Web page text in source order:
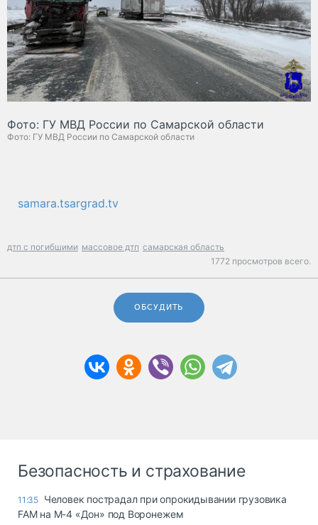
Фото: ГУ МВД России по Самарской области
Фото: ГУ МВД России по Самарской области
samara.tsargrad.tv
дтп с погибшими массовое дтп самарская область
1772 просмотров всего.
ОБСУДИТЬ
Безопасность и страхование
11:35 Человек пострадал при опрокидывании грузовика
FAM на М-4 «Дон» под Воронежем